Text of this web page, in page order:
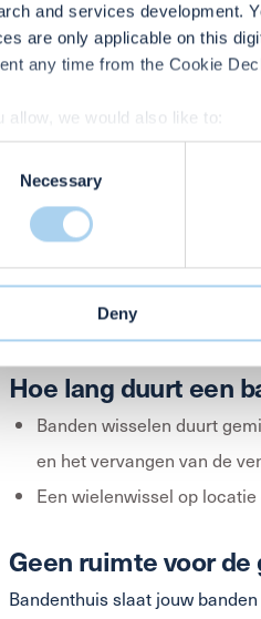
and services development.
are only applicable on this
any time from the Cookie
allow, we would also like to:
information about your
Identify your device by actively
out more about how your
about your use of our site
information that you’ve
over hoe wij cookies
Necessary
Deny
De zomerwissel:
Maart/April: tijd voor
Profieldiepte onder de 2
Slijtage, uitdroging of
Wat kost het?
Een volledige wielwissel (4
vanaf € 125. Dit bedrag kun je
de bestelling op de website.
Hoe lang duurt een
Banden wisselen duurt
en het vervangen van de
Een wielenwissel op
Geen ruimte voor
Bandenthuis slaat jouw